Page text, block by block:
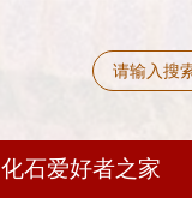
化石爱好者之家